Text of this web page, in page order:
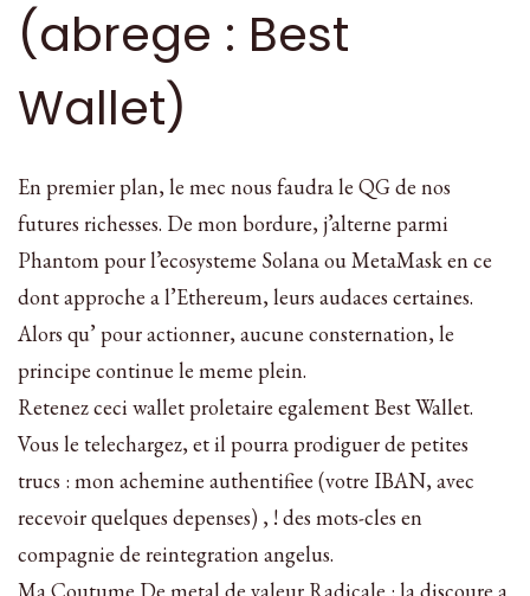
(abrege : Best
Wallet)
En premier plan, le mec nous faudra le QG de nos
futures richesses. De mon bordure, j’alterne parmi
Phantom pour l’ecosysteme Solana ou MetaMask en ce
dont approche a l’Ethereum, leurs audaces certaines.
Alors qu’ pour actionner, aucune consternation, le
principe continue le meme plein.
Retenez ceci wallet proletaire egalement Best Wallet.
Vous le telechargez, et il pourra prodiguer de petites
trucs : mon achemine authentifiee (votre IBAN, avec
recevoir quelques depenses) , ! des mots-cles en
compagnie de reintegration angelus.